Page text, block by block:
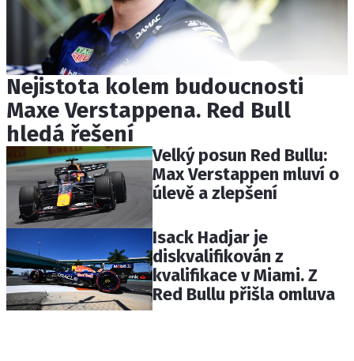
Nejistota kolem budoucnosti
Maxe Verstappena. Red Bull
hledá řešení
Velký posun Red Bullu:
Max Verstappen mluví o
úlevě a zlepšení
Isack Hadjar je
diskvalifikován z
kvalifikace v Miami. Z
Red Bullu přišla omluva